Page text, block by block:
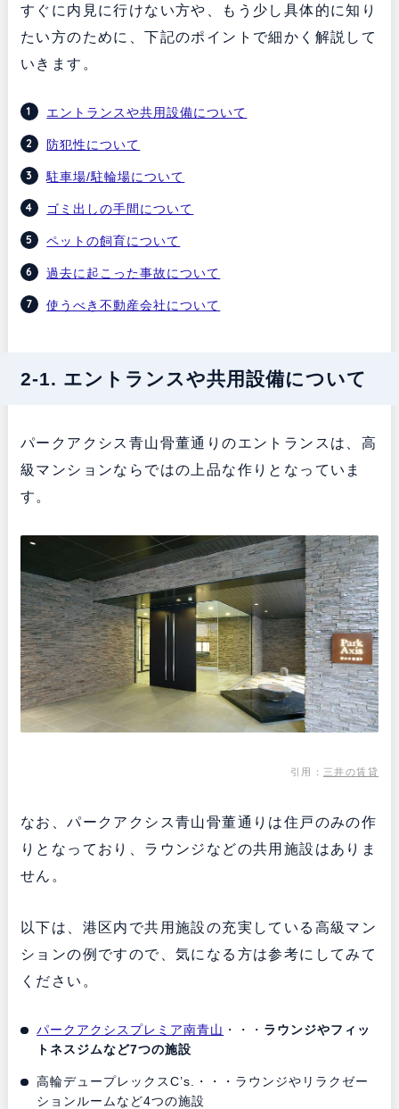
すぐに内見に行けない方や、もう少し具体的に知り
たい方のために、下記のポイントで細かく解説して
いきます。
エントランスや共用設備について
防犯性について
駐車場/駐輪場について
ゴミ出しの手間について
ペットの飼育について
過去に起こった事故について
使うべき不動産会社について
2-1. エントランスや共用設備について
パークアクシス青山骨董通りのエントランスは、高
級マンションならではの上品な作りとなっていま
す。
引用： 三井の賃貸
なお、パークアクシス青山骨董通りは住戸のみの作
りとなっており、ラウンジなどの共用施設はありま
せん。
以下は、港区内で共用施設の充実している高級マン
ションの例ですので、気になる方は参考にしてみて
ください。
パークアクシスプレミア南青山 ・・・ ラウンジやフィッ
トネスジムなど7つの施設
高輪デュープレックスC’s.・・・ラウンジやリラクゼー
ションルームなど4つの施設